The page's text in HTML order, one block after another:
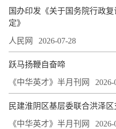
国办印发《关于国务院行政
定》
人民网 2026-07-28
跃马扬鞭自奋啼
《中华英才》半月刊网 2026-
民建淮阴区基层委联合洪泽
《中华英才》半月刊网 2026-